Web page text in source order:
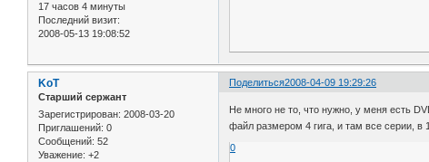
17 часов 4 минуты
Последний визит:
2008-05-13 19:08:52
Поделиться2008-04-09 19:29:26
KoT
Старший сержант
Зарегистрирован: 2008-03-20
Приглашений: 0
Сообщений: 52
Уважение: +2
Не много не то, что нужно, у меня есть
файл размером 4 гига, и там все серии, в
0